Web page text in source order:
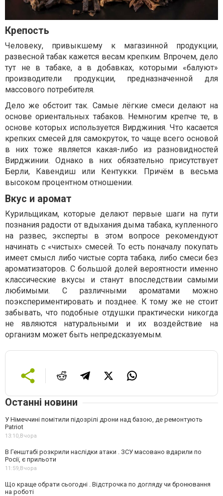
Крепость
Человеку, привыкшему к магазинной продукции,
развесной табак кажется весам крепким. Впрочем, дело
тут не в табаке, а в добавках, которыми «балуют»
производители продукции, предназначенной для
массового потребителя.
Дело же обстоит так. Самые лёгкие смеси делают на
основе ориентальных табаков. Немногим крепче те, в
основе которых используется Вирджиния. Что касается
крепких смесей для самокруток, то чаще всего основой
в них тоже является какая-либо из разновидностей
Вирджинии. Однако в них обязательно присутствует
Берли, Кавендиш или Кентукки. Причём в весьма
высоком процентном отношении.
Вкус и аромат
Курильщикам, которые делают первые шаги на пути
познания радости от вдыхания дыма табака, купленного
на развес, эксперты в этом вопросе рекомендуют
начинать с «чистых» смесей. То есть поначалу покупать
имеет смысл либо чистые сорта табака, либо смеси без
ароматизаторов. С большой долей вероятности именно
классические вкусы и станут впоследствии самыми
любимыми. С различными ароматами можно
поэкспериментировать и позднее. К тому же не стоит
забывать, что подобные отдушки практически никогда
не являются натуральными и их воздействие на
организм может быть непредсказуемым.
Останні новини
У Німеччині помітили підозрілі дрони над базою, де ремонтують
Patriot
13:10,Вчора
В Генштабі розкрили наслідки атаки . ЗСУ масовано вдарили по
Росії, є прильоти
11:59,Вчора
Що краще обрати сьогодні . Відстрочка по догляду чи бронювання
на роботі